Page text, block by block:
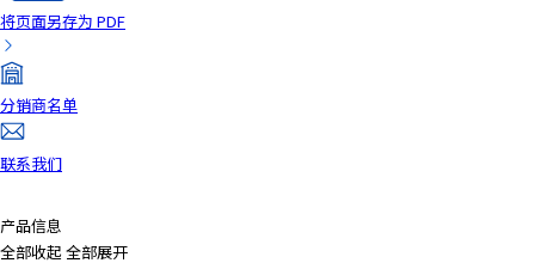
将页面另存为 PDF
分销商名单
联系我们
产品信息
全部收起 全部展开